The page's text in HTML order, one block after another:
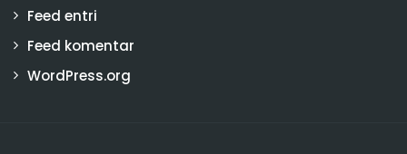
Feed entri
Feed komentar
WordPress.org